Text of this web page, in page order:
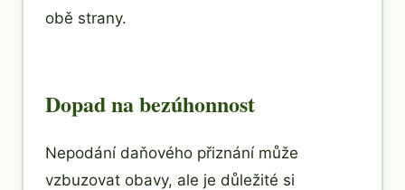
obě strany.
Dopad na bezúhonnost
Nepodání daňového přiznání může
vzbuzovat obavy, ale je důležité si